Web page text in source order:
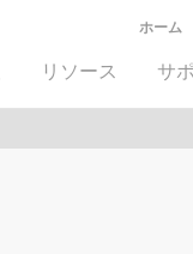
ホーム
リソース サ